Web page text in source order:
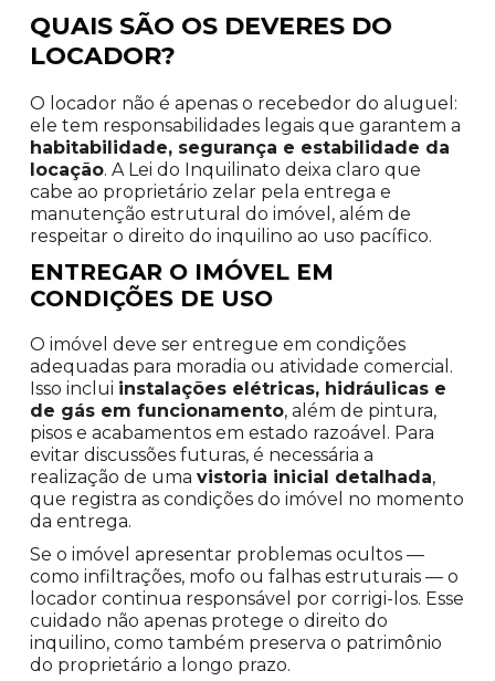
QUAIS SÃO OS DEVERES DO
LOCADOR?
O locador não é apenas o recebedor do aluguel:
ele tem responsabilidades legais que garantem a
habitabilidade, segurança e estabilidade da
locação. A Lei do Inquilinato deixa claro que
cabe ao proprietário zelar pela entrega e
manutenção estrutural do imóvel, além de
respeitar o direito do inquilino ao uso pacífico.
ENTREGAR O IMÓVEL EM
CONDIÇÕES DE USO
O imóvel deve ser entregue em condições
adequadas para moradia ou atividade comercial.
Isso inclui instalações elétricas, hidráulicas e
de gás em funcionamento, além de pintura,
pisos e acabamentos em estado razoável. Para
evitar discussões futuras, é necessária a
realização de uma vistoria inicial detalhada,
que registra as condições do imóvel no momento
da entrega.
Se o imóvel apresentar problemas ocultos —
como infiltrações, mofo ou falhas estruturais — o
locador continua responsável por corrigi-los. Esse
cuidado não apenas protege o direito do
inquilino, como também preserva o patrimônio
do proprietário a longo prazo.